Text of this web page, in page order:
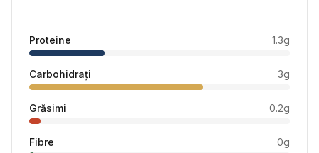
Proteine 1.3g
Carbohidrați 3g
Grăsimi 0.2g
Fibre 0g